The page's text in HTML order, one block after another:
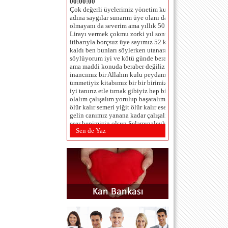
adına saygılar sunarım üye olanı da
olmayanı da severim ama yıllık 50
Lirayı vermek çokmu zorki yıl sonu
itibarıyla borçsuz üye sayımız 52 kişi de
kaldı ben bunları söylerken utanarak
söylüyorum iyi ve kötü günde beraberiz
ama maddi konuda beraber değiliz
inancımız bir Allahın kulu peydamberin
ümmetiyiz kitabımız bir bir birimizi çok
iyi tanırız etle tırnak gibiyiz hep bir
olalım çalışalım yorulup başaralım at
ölür kalır semeri yiğit ölür kalır eseri
gelin canımız yanana kadar çalışalım ki
eser hepimizin olsun Selamınaleyküm
Allaha emanet olun.
TAHSİN ÇAM (BEŞİKTAŞ
Saygı değer yeni Dernek Yönetim
Kureulu:Seçilmeniz dolaysıla 3 yıl
içinde ,projelerinz,proğramınız,büççe
tahminlerinizi ve yapmanız gereken
hedeflerinizi srbes kürsüde belitmenizi
rica ediyoruz.Tahsin ÇAM
hoas_ahmet@hotmail.com (istanbul
sarıyer r paşa) - 24.2.2012 00:00:00
...SAYGIYLA... ...SELAMLAR...
Sen de Yaz